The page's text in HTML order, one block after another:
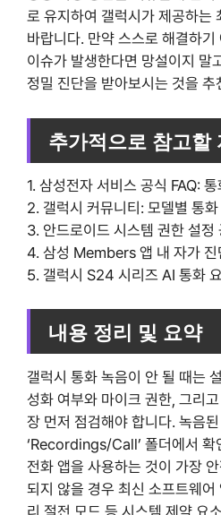
로 유지하여 갤럭시가 제공하는
바랍니다. 만약 스스로 해결하기
이슈가 발생한다면 망설이지 말
정밀 진단을 받아보시는 것을 추
추가적으로 참고할
1. 삼성전자 서비스 공식 FAQ:
2. 갤럭시 커뮤니티: 모델별 통
3. 안드로이드 시스템 권한 설정
4. 삼성 Members 앱 내 자가 진
5. 갤럭시 S24 시리즈 AI 통화
내용 정리 및 요약
갤럭시 통화 녹음이 안 될 때는
성화 여부와 마이크 권한, 그리
장 먼저 점검해야 합니다. 녹음된
‘Recordings/Call’ 폴더에서 확
전화 앱을 사용하는 것이 가장
되지 않을 경우 최신 소프트웨
리 절전 모드 등 시스템 제약 요